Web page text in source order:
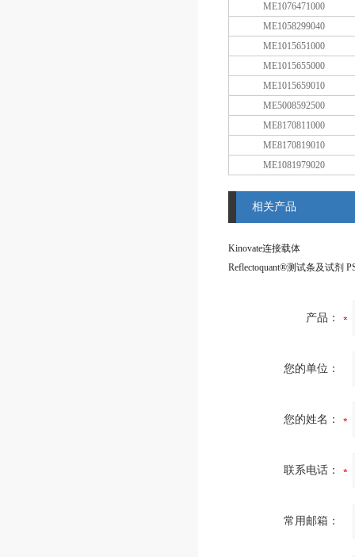
ME1076471000
ME1058299040
ME1015651000
ME1015655000
ME1015659010
ME5008592500
ME8170811000
ME8170819010
ME1081979020
相关产品
Kinovate连接载体
产品：
您的单位：
您的姓名：
联系电话：
常用邮箱：